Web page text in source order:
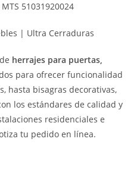
MTS 51031920024
| Ultra Cerraduras
herrajes para puertas,
para ofrecer funcionalidad
hasta bisagras decorativas,
los estándares de calidad y
residenciales e
tu pedido en línea.